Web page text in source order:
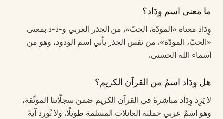
ما معنى اسم وِدَاد؟
وِدَاد معناه «المودّة، الحبّ». من الجذر العربي و-د-د بمعنى
«الحبّ، المودّة». من نفس الجذر يأتي اسم الودود، وهو من
أسماء الله الحسنى.
هل وِدَاد اسمٌ من القرآن الكريم؟
لا يَرِد وِدَاد مباشرةً في القرآن الكريم ضمن سجلّاتنا الموثّقة،
وهو اسمٌ عربي حملته العائلات المسلمة طويلًا. ولا نُورد آيةً